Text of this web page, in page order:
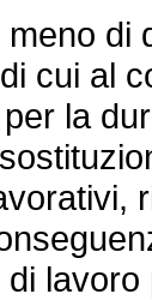
di
cui al
la